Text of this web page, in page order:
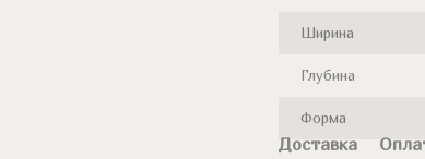
Ширина
Глубина
Форма
Доставка